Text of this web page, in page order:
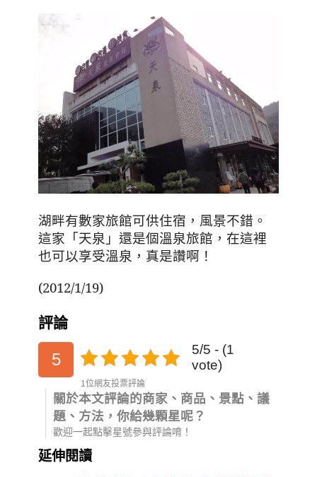
湖畔有數家旅館可供住宿 ，風景不錯。
這家「天泉」還是個溫泉旅館，在這裡
也可以享受溫泉，真是讚啊！
(2012/1/19)
評論
5
5/5 - (1
vote)
1位網友投票評論
關於本文評論的商家、商品、景點、議
題、方法，你給幾顆星呢？
歡迎一起點擊星號參與評論唷！
延伸閱讀